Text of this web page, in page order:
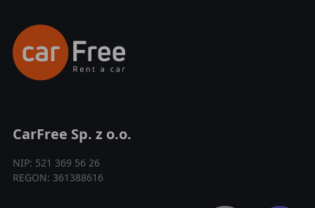
CarFree Sp. z o.o.
NIP: 521 369 56 26
REGON: 361388616